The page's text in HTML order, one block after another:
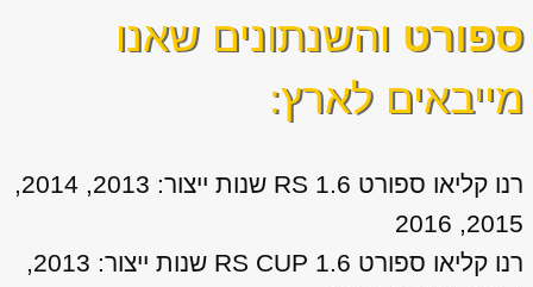
ספורט והשנתונים שאנו
מייבאים לארץ:
רנו קליאו ספורט 1.6 RS שנות ייצור: 2013, 2014,
2015, 2016
רנו קליאו ספורט 1.6 RS CUP שנות ייצור: 2013,